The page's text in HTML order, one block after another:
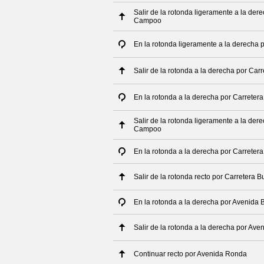
Salir de la rotonda ligeramente a la
Campoo
En la rotonda ligeramente a la derecha
Salir de la rotonda a la derecha por
En la rotonda a la derecha por
Salir de la rotonda ligeramente a la
Campoo
En la rotonda a la derecha por
Salir de la rotonda recto por Carretera
En la rotonda a la derecha por Avenida
Salir de la rotonda a la derecha por
Continuar recto por Avenida Ronda